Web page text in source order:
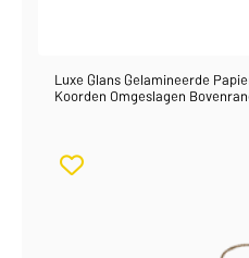
Luxe Glans Gelamineerde
Koorden Omgeslagen